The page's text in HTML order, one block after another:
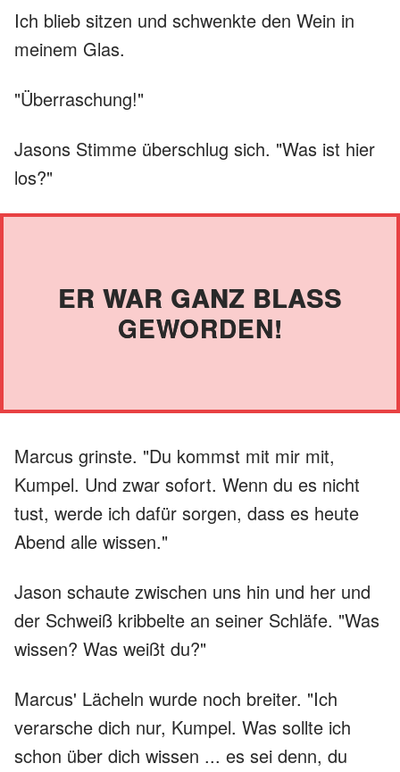
Ich blieb sitzen und schwenkte den Wein in
meinem Glas.
"Überraschung!"
Jasons Stimme überschlug sich. "Was ist hier
los?"
ER WAR GANZ BLASS
GEWORDEN!
Marcus grinste. "Du kommst mit mir mit,
Kumpel. Und zwar sofort. Wenn du es nicht
tust, werde ich dafür sorgen, dass es heute
Abend alle wissen."
Jason schaute zwischen uns hin und her und
der Schweiß kribbelte an seiner Schläfe. "Was
wissen? Was weißt du?"
Marcus' Lächeln wurde noch breiter. "Ich
verarsche dich nur, Kumpel. Was sollte ich
schon über dich wissen ... es sei denn, du